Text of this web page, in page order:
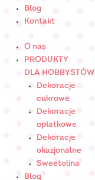
Blog
Kontakt
O nas
PRODUKTY
DLA HOBBYSTÓW
Dekoracje
cukrowe
Dekoracje
opłatkowe
Dekoracje
okazjonalne
Sweetolina
Blog